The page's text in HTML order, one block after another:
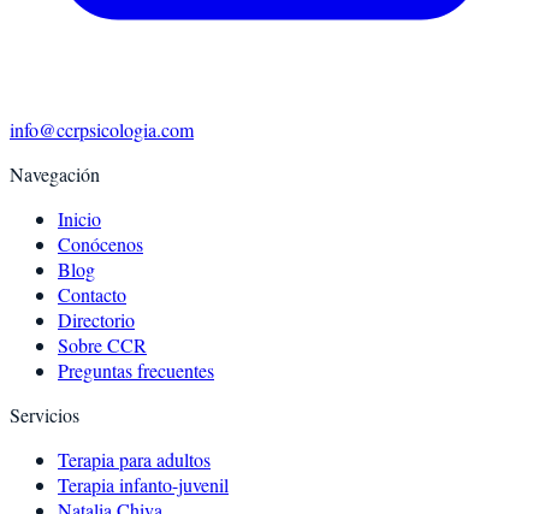
info@ccrpsicologia.com
Navegación
Inicio
Conócenos
Blog
Contacto
Directorio
Sobre CCR
Preguntas frecuentes
Servicios
Terapia para adultos
Terapia infanto-juvenil